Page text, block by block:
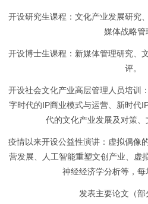
开设研究生课程：文化产业发展研究
媒体战略管
开设博士生课程：新媒体管理研究、
评。
开设社会文化产业高层管理人员培训
字时代的IP商业模式与运营、新时代
代的文化产业发展及对策、
疫情以来开设公益性演讲：虚拟偶
营发展、人工智能重塑文创产业、
神经经济学分析等，每
发表主要论文（部